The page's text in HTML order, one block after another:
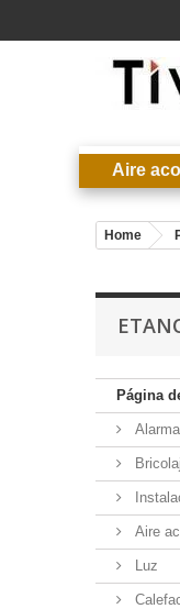
Aire
Home
Página
Aire
Luz